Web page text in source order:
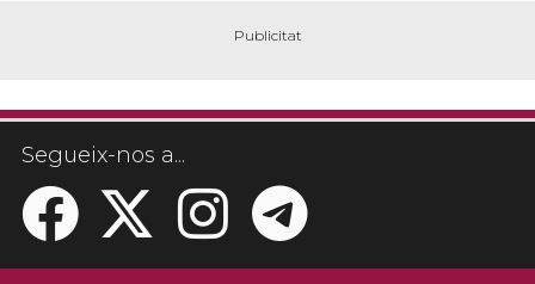
Segueix-nos a...